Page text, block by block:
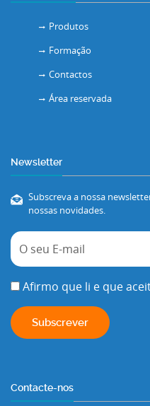
Produtos
Formação
Contactos
Área reservada
Newsletter
Subscreva a nossa
nossas novidades.
Afirmo que li e que
Contacte-nos